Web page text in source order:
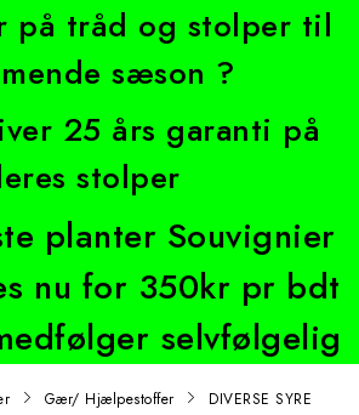
på tråd og stolper til
sæson ?
25 års garanti på
stolper
planter Souvignier
nu for 350kr pr bdt
selvfølgelig
Gær/ Hjælpestoffer DIVERSE SYRE